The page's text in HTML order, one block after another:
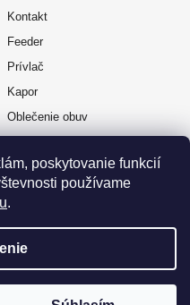
poskytovanie funkcií
používame
.
Kontakt
Feeder
Prívlač
Kapor
Oblečenie obuv
Muškárina